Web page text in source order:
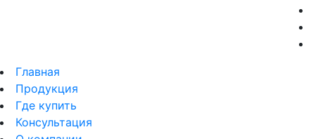
Главная
Продукция
Где купить
Консультация